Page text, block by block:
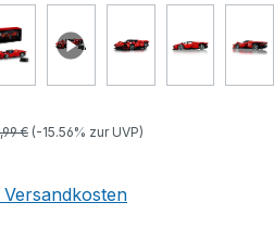
Preis:
€ (-15.56% zur UVP)